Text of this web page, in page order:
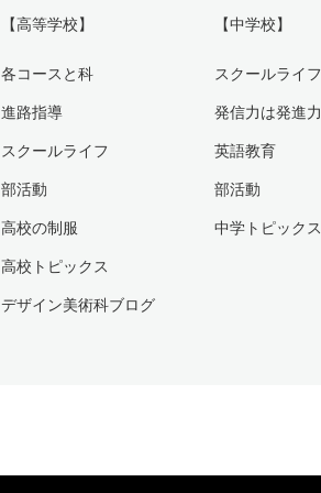
【高等学校】
各コースと科
進路指導
スクールライフ
部活動
高校の制服
高校トピックス
デザイン美術科ブログ
【中学校】
スクールライフ
発信力は発進力
英語教育
部活動
中学トピックス